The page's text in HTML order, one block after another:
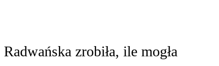
Radwańska zrobiła, ile mogła